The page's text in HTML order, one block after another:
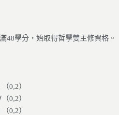
48學分，始取得哲學雙主修資格。
0,2）
0,2）
0,2）